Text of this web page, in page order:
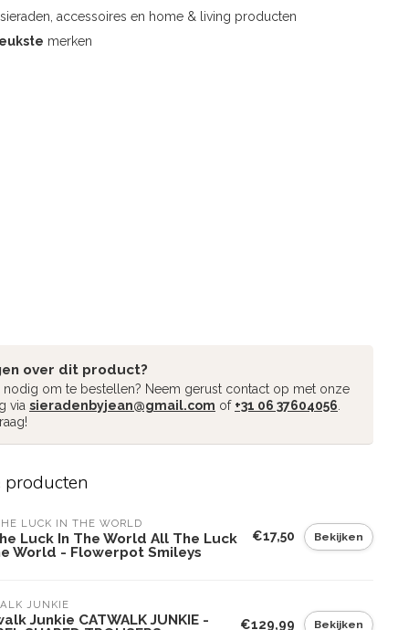
sieraden, accessoires en home & living producten
merken
over dit product?
nodig om te bestellen? Neem gerust contact op met onze
via sieradenbyjean@gmail.com of +31 06 37604056
producten
LUCK IN THE WORLD
Luck In The World All The Luck
World - Flowerpot Smileys
€17,50 Bekijken
JUNKIE
Junkie CATWALK JUNKIE -
€129,99 Bekijken